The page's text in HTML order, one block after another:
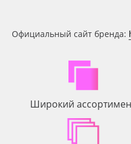
ПЭТ листовой
Официальный сайт бренда:
Широкий
Срок эксплуатации, лет
Страна происхождения